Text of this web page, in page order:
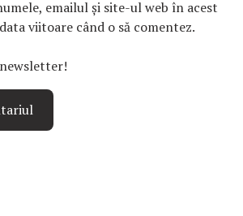
emailul și site-ul web în acest
viitoare când o să comentez.